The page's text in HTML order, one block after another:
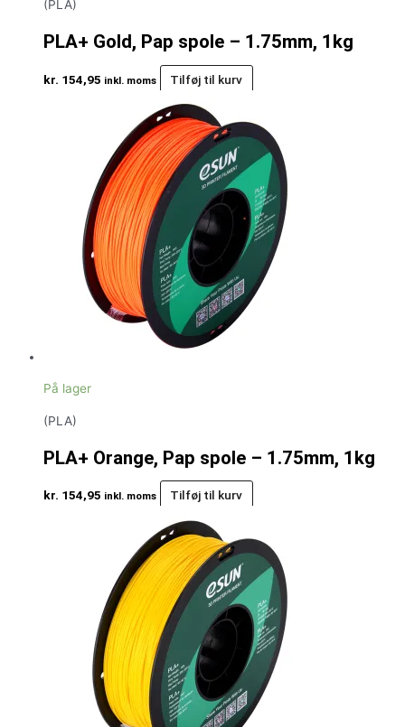
(PLA)
PLA+ Gold, Pap spole – 1.75mm, 1kg
kr. 154,95 inkl. moms Tilføj til kurv
På lager
(PLA)
PLA+ Orange, Pap spole – 1.75mm, 1kg
kr. 154,95 inkl. moms Tilføj til kurv